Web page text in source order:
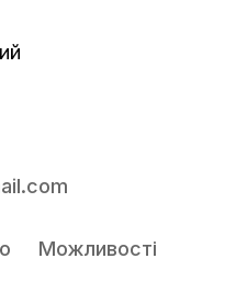
Можливості